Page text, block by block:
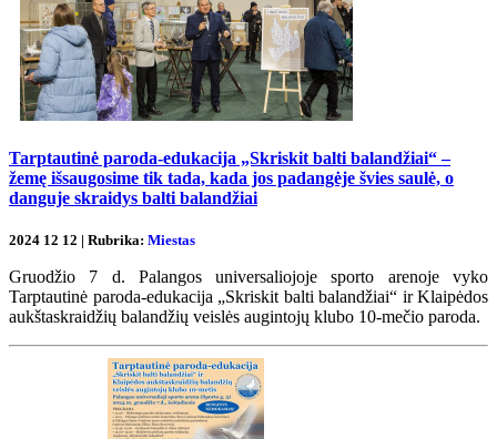
Tarptautinė paroda-edukacija „Skriskit balti balandžiai“ –
žemę išsaugosime tik tada, kada jos padangėje švies saulė, o
danguje skraidys balti balandžiai
2024 12 12 | Rubrika: Miestas
Gruodžio 7 d. Palangos universaliojoje sporto arenoje vyko
Tarptautinė paroda-edukacija „Skriskit balti balandžiai“ ir Klaipėdos
aukštaskraidžių balandžių veislės augintojų klubo 10-mečio paroda.